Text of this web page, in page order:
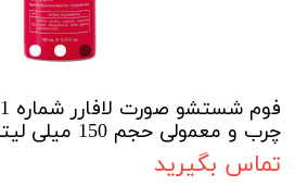
چرب و معمولی حجم 150 میلی لیتر
تماس بگیرید